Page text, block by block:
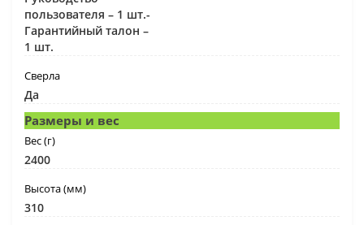
пользователя – 1 шт.-
Гарантийный талон –
1 шт.
Сверла
Да
Размеры и вес
Вес (г)
2400
Высота (мм)
310